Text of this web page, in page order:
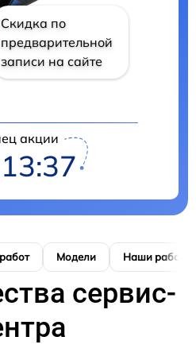
Скидка по
предварительной
записи на сайте
акции
Модели Наши работы
сервис-